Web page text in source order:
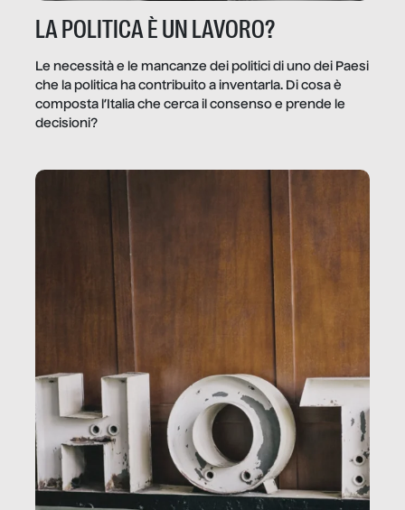
LA POLITICA È UN LAVORO?
Le necessità e le mancanze dei politici di uno dei Paesi
che la politica ha contribuito a inventarla. Di cosa è
composta l’Italia che cerca il consenso e prende le
decisioni?